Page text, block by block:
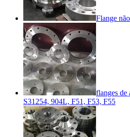
Flange
flanges
S31254, 904L, F51, F53, F55